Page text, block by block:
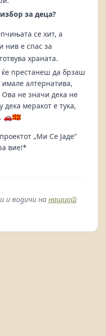
за деца?
се хит, а
нив е спас за
храната.
ќе престанеш да брзаш
алтернатива,
Ова не значи дека не
дека меракот е тука,
🚗🇲🇰
„Ми Се Јаде“
вие!*
и водичи на нашиот